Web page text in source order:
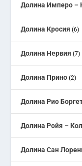
Долина Имперо –
Долина Кросия (6)
Долина Нервия (7)
Долина Прино (2)
Долина Рио
Долина Ройя –
Долина Сан